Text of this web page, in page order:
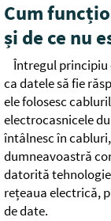
Cum
și de ce nu
Întregul principiu
ca datele să fie
ele folosesc
electrocasnicele
întâlnesc în
dumneavoastră
datorită
rețeaua electrică,
de date.